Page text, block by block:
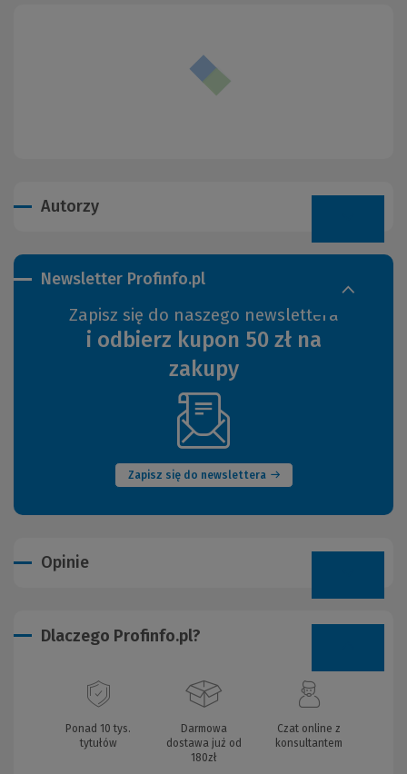
Autorzy
Newsletter Profinfo.pl
Zapisz się do naszego newslettera
i odbierz kupon 50 zł na
zakupy
Zapisz się do newslettera
(Nowe
okno)
Opinie
Dlaczego Profinfo.pl?
Ponad 10 tys.
tytułów
Darmowa
dostawa już od
180zł
Czat online z
konsultantem